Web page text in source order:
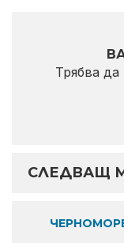
Трябва да
СЛЕДВАЩ